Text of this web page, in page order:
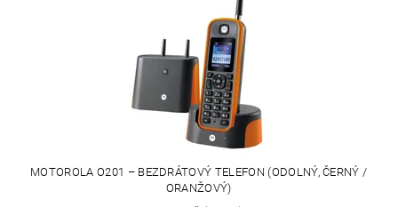
MOTOROLA O201 – BEZDRÁTOVÝ TELEFON (ODOLNÝ, ČERNÝ /
ORANŽOVÝ)